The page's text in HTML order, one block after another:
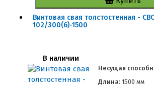
Винтовая свая толстостенная -
102/300(6)-1500
В наличии
Несущая
Длина:1500 мм